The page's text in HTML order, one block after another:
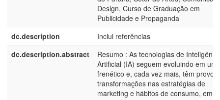
Design, Curso de Graduação em
Publicidade e Propaganda
dc.description
Inclui referências
dc.description.abstract
Resumo : As tecnologias de
Artificial (IA) seguem evoluindo em um
frenético e, cada vez mais, têm
transformações nas estratégias de
marketing e hábitos de consumo,